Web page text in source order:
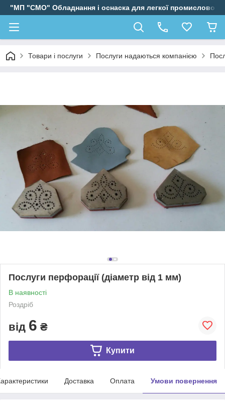
"МП "СМО" Обладнання і оснаска для легкої промисловості
Товари і послуги Послуги надаються компанією
Послуги перфорації (діаметр від 1 мм)
В наявності
Роздріб
від 6 ₴
Купити
Доставка Оплата Умови повернення